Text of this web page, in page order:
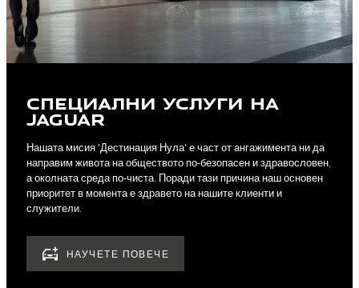
СПЕЦИАЛНИ УСЛУГИ НА
JAGUAR
Нашата мисия 'Дестинация Нула' е част от ангажимента ни да
направим живота на обществото по-безопасен и здравословен,
а околната среда по-чиста. Поради тази причина наш основен
приоритет в момента е здравето на нашите клиенти и
служители.
НАУЧЕТЕ ПОВЕЧЕ